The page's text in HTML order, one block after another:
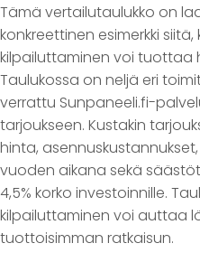
Tämä vertailutaulukko on
konkreettinen esimerkki
kilpailuttaminen voi
Taulukossa on neljä eri
verrattu Sunpaneeli.fi-
tarjoukseen. Kustakin
hinta,
vuoden aikana sekä
4,5% korko investoinnille.
kilpailuttaminen voi auttaa
tuottoisimman ratkaisun.